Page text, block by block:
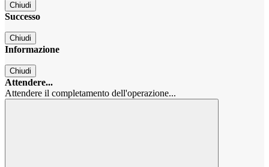
Chiudi
Successo
Chiudi
Informazione
Chiudi
Attendere...
Attendere il completamento dell'operazione...